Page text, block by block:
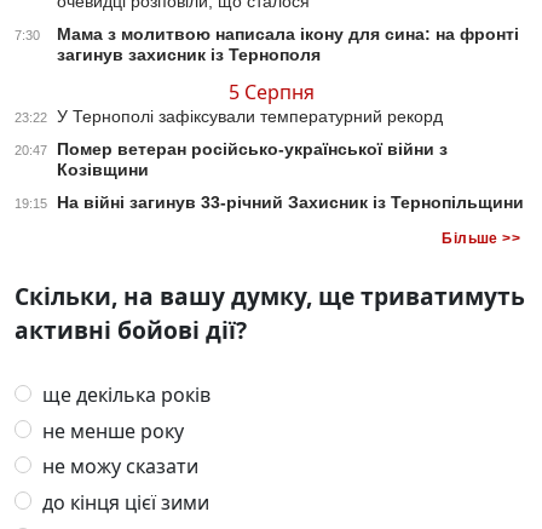
7:30
Мама з молитвою написала ікону для сина: на фронті
загинув захисник із Тернополя
5 Серпня
23:22 У Тернополі зафіксували температурний рекорд
20:47
Помер ветеран російсько-української війни з
Козівщини
19:15 На війні загинув 33-річний Захисник із Тернопільщини
Більше >>
Скільки, на вашу думку, ще триватимуть
активні бойові дії?
ще декілька років
не менше року
не можу сказати
до кінця цієї зими